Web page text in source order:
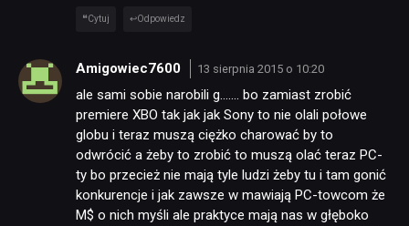
Cytuj Odpowiedz
Amigowiec7600 13 sierpnia 2015 o 10:20
ale sami sobie narobili g……. bo zamiast zrobić
premiere XBO tak jak jak Sony to nie olali połowe
globu i teraz muszą ciężko charować by to
odwrócić a żeby to zrobić to muszą olać teraz PC-
ty bo przecież nie mają tyle ludzi żeby tu i tam gonić
konkurencje i jak zawsze w mawiają PC-towcom że
M$ o nich myśli ale praktyce mają nas w głęboko